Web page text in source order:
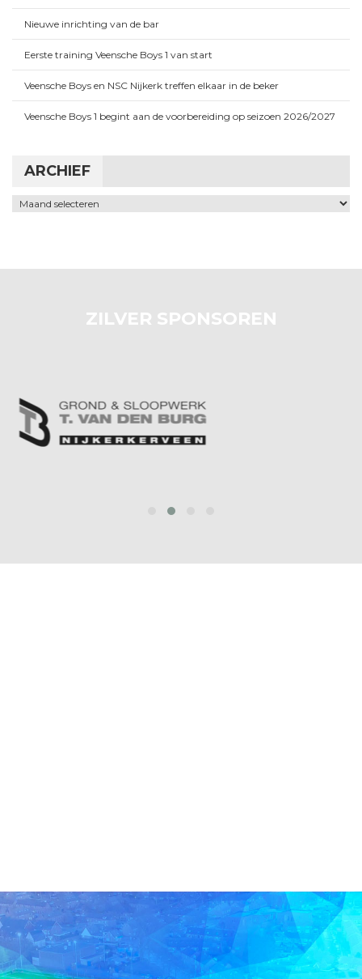
Nieuwe inrichting van de bar
Eerste training Veensche Boys 1 van start
Veensche Boys en NSC Nijkerk treffen elkaar in de beker
Veensche Boys 1 begint aan de voorbereiding op seizoen 2026/2027
ARCHIEF
Archief
ZILVER SPONSOREN
prev